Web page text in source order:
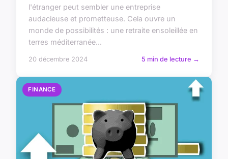
l'étranger peut sembler une entreprise
audacieuse et prometteuse. Cela ouvre un
monde de possibilités : une retraite ensoleillée en
terres méditerranée...
20 décembre 2024 5 min de lecture →
FINANCE